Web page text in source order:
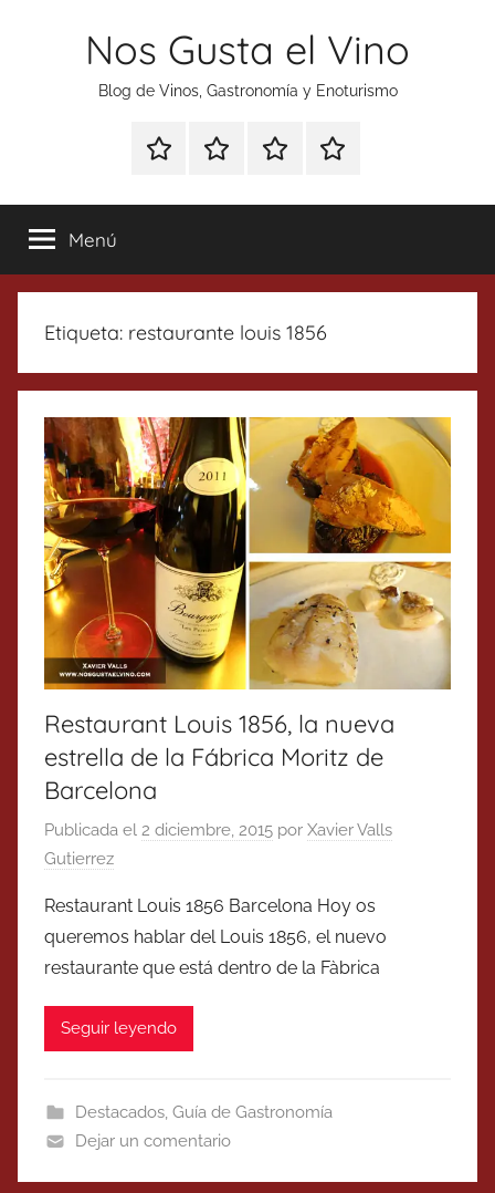
Nos Gusta el Vino
Blog de Vinos, Gastronomía y Enoturismo
Especial
Tonics
Enoturismo
Gastronomía
RankingContacto
Menú
Etiqueta: restaurante louis 1856
Restaurant Louis 1856, la nueva
estrella de la Fábrica Moritz de
Barcelona
Publicada el 2 diciembre, 2015 por Xavier Valls
Gutierrez
Restaurant Louis 1856 Barcelona Hoy os
queremos hablar del Louis 1856, el nuevo
restaurante que está dentro de la Fàbrica
Seguir leyendo
Destacados, Guía de Gastronomía
Dejar un comentario